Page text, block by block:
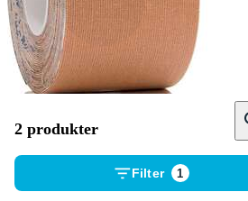
Medicinsk tejp
2 produkter
Filter 1